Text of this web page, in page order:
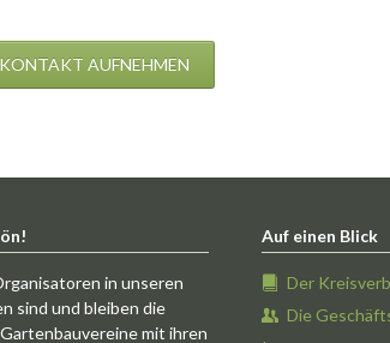
AUFNEHMEN
in unseren
sind und bleiben die
mit ihren
Auf einen Blick
Der
Die